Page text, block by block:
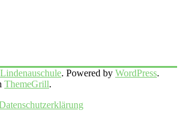
Lindenauschule. Powered by WordPress.
ThemeGrill.